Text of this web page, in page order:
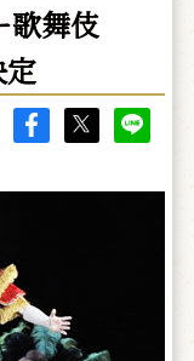
歌舞伎